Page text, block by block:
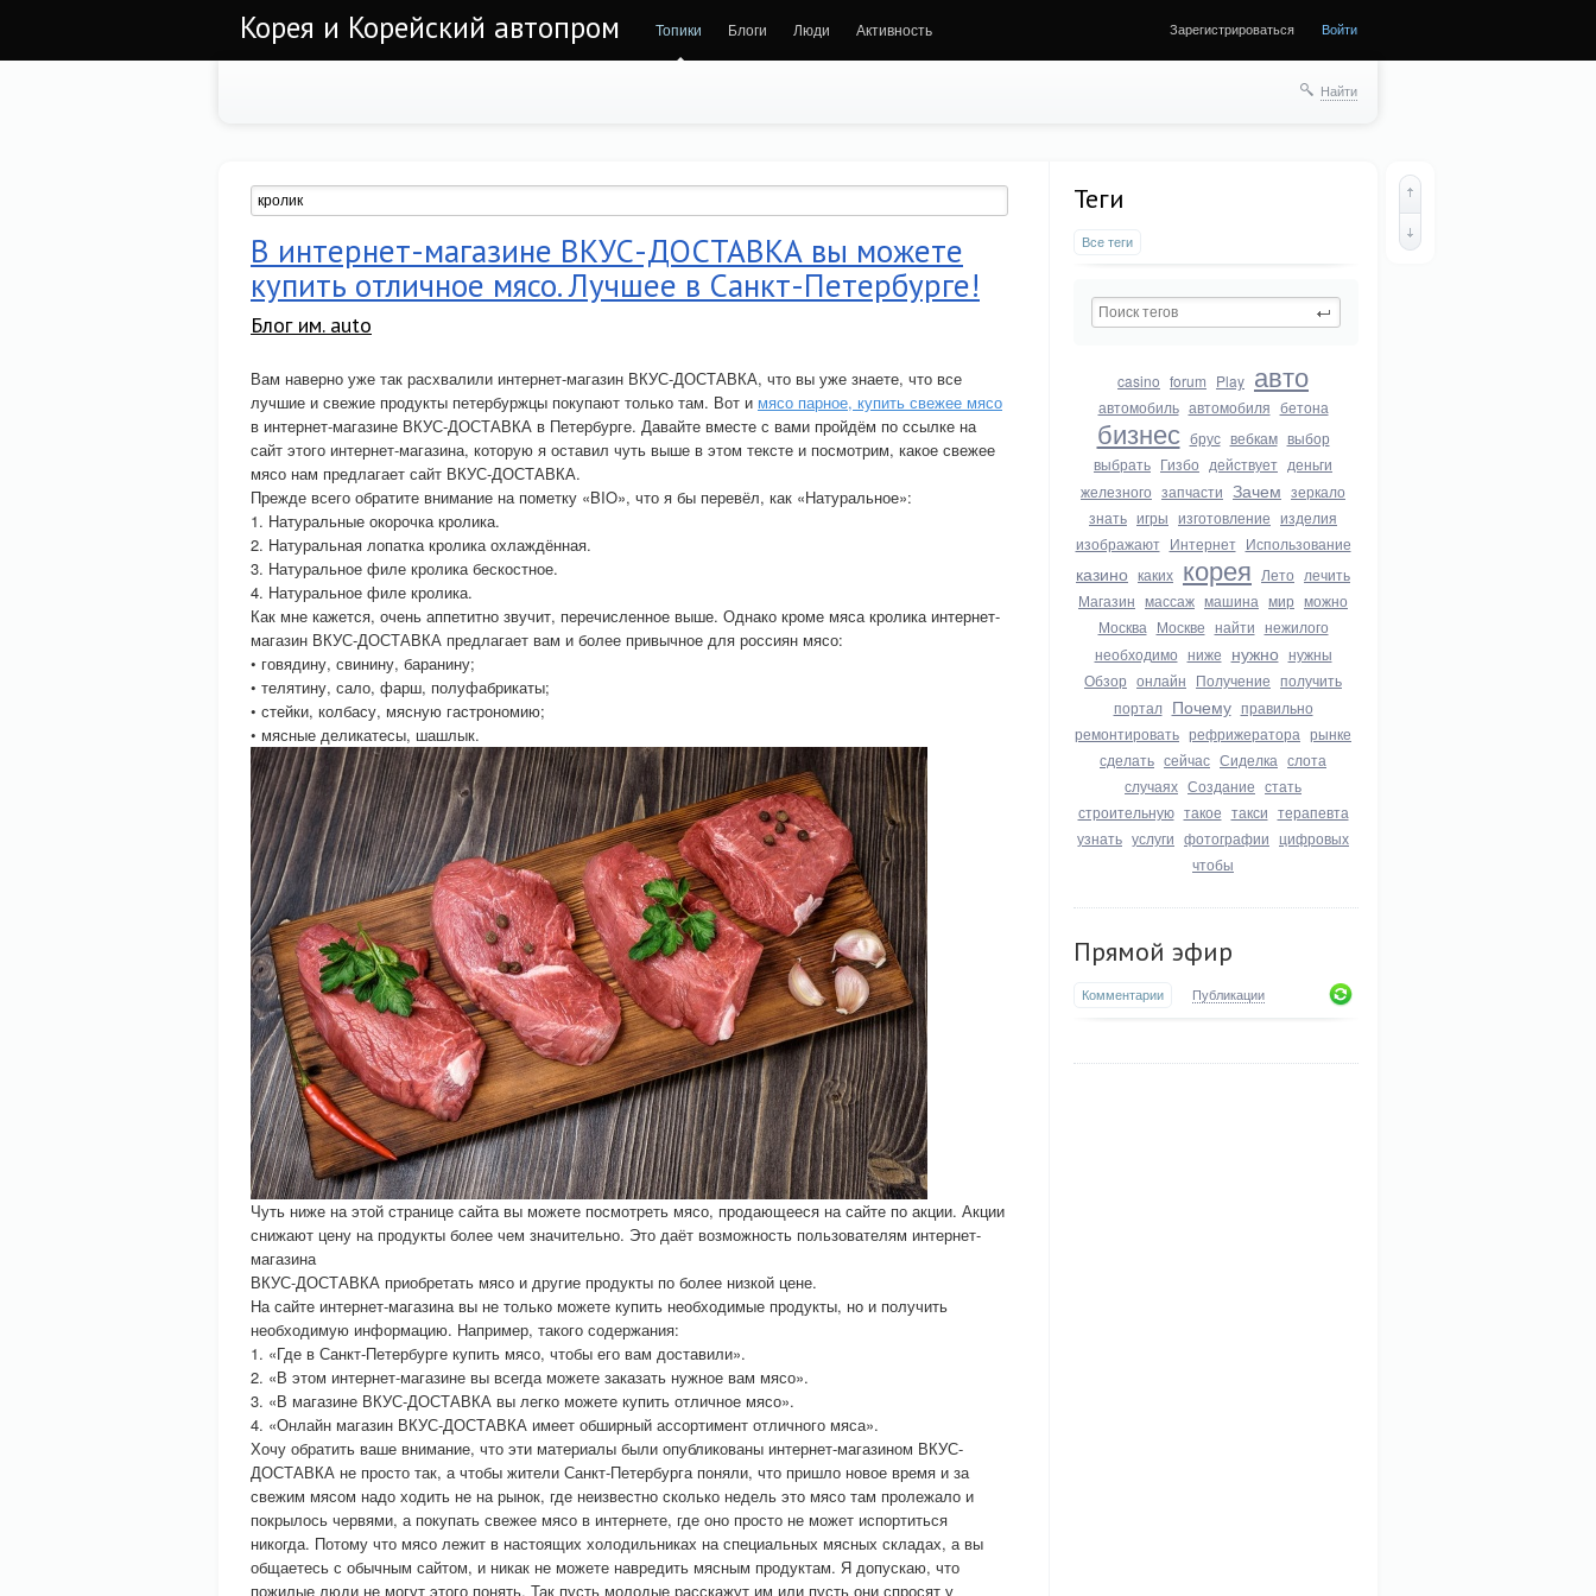
Корея и Корейский автопром Топики Блоги Люди Активность Зарегистрироваться Войти
Найти
Теги
Все теги
casino forum Play авто
автомобиль автомобиля бетона
бизнес брус вебкам выбор
выбрать Гизбо действует деньги
железного запчасти Зачем зеркало
знать игры изготовление изделия
изображают Интернет Использование
казино каких корея Лето лечить
Магазин массаж машина мир можно
Москва Москве найти нежилого
необходимо ниже нужно нужны
Обзор онлайн Получение получить
портал Почему правильно
ремонтировать рефрижератора рынке
сделать сейчас Сиделка слота
случаях Создание стать
строительную такое такси терапевта
узнать услуги фотографии цифровых
чтобы
Прямой эфир
Комментарии Публикации
В интернет-магазине ВКУС-ДОСТАВКА вы можете
купить отличное мясо. Лучшее в Санкт-Петербурге!
Блог им. auto
Вам наверно уже так расхвалили интернет-магазин ВКУС-ДОСТАВКА, что вы уже знаете, что все
лучшие и свежие продукты петербуржцы покупают только там. Вот и мясо парное, купить свежее мясо
в интернет-магазине ВКУС-ДОСТАВКА в Петербурге. Давайте вместе с вами пройдём по ссылке на
сайт этого интернет-магазина, которую я оставил чуть выше в этом тексте и посмотрим, какое свежее
мясо нам предлагает сайт ВКУС-ДОСТАВКА.
Прежде всего обратите внимание на пометку «BIO», что я бы перевёл, как «Натуральное»:
1. Натуральные окорочка кролика.
2. Натуральная лопатка кролика охлаждённая.
3. Натуральное филе кролика бескостное.
4. Натуральное филе кролика.
Как мне кажется, очень аппетитно звучит, перечисленное выше. Однако кроме мяса кролика интернет-
магазин ВКУС-ДОСТАВКА предлагает вам и более привычное для россиян мясо:
• говядину, свинину, баранину;
• телятину, сало, фарш, полуфабрикаты;
• стейки, колбасу, мясную гастрономию;
• мясные деликатесы, шашлык.
Чуть ниже на этой странице сайта вы можете посмотреть мясо, продающееся на сайте по акции. Акции
снижают цену на продукты более чем значительно. Это даёт возможность пользователям интернет-
магазина
ВКУС-ДОСТАВКА приобретать мясо и другие продукты по более низкой цене.
На сайте интернет-магазина вы не только можете купить необходимые продукты, но и получить
необходимую информацию. Например, такого содержания:
1. «Где в Санкт-Петербурге купить мясо, чтобы его вам доставили».
2. «В этом интернет-магазине вы всегда можете заказать нужное вам мясо».
3. «В магазине ВКУС-ДОСТАВКА вы легко можете купить отличное мясо».
4. «Онлайн магазин ВКУС-ДОСТАВКА имеет обширный ассортимент отличного мяса».
Хочу обратить ваше внимание, что эти материалы были опубликованы интернет-магазином ВКУС-
ДОСТАВКА не просто так, а чтобы жители Санкт-Петербурга поняли, что пришло новое время и за
свежим мясом надо ходить не на рынок, где неизвестно сколько недель это мясо там пролежало и
покрылось червями, а покупать свежее мясо в интернете, где оно просто не может испортиться
никогда. Потому что мясо лежит в настоящих холодильниках на специальных мясных складах, а вы
общаетесь с обычным сайтом, и никак не можете навредить мясным продуктам. Я допускаю, что
пожилые люди не могут этого понять. Так пусть молодые расскажут им или пусть они спросят у